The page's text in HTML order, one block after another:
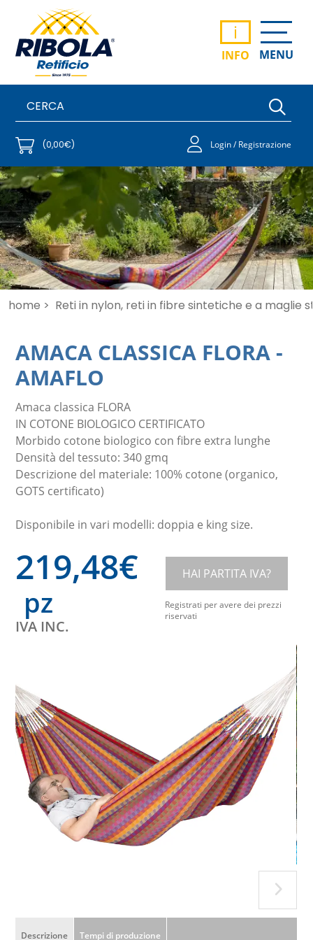
i
INFO MENU
(0,00€) Login / Registrazione
home > Reti in nylon, reti in fibre sintetiche e a maglie
AMACA CLASSICA FLORA -
AMAFLO
Amaca classica FLORA
IN COTONE BIOLOGICO CERTIFICATO
Morbido cotone biologico con fibre extra lunghe
Densità del tessuto: 340 gmq
Descrizione del materiale: 100% cotone (organico,
GOTS certificato)
Disponibile in vari modelli: doppia e king size.
219,48€
pz
IVA INC.
HAI PARTITA IVA?
Registrati per avere dei prezzi
riservati
Descrizione Tempi di produzione